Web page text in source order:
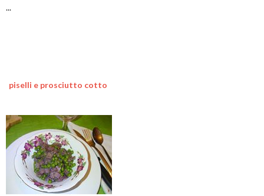
...
piselli e prosciutto cotto